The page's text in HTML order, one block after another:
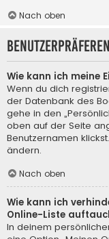
Nach oben
Wie kann ich meine
Wenn du dich
der Datenbank des
gehe in den
oben auf der Seite
Benutzernamen
ändern.
Nach oben
Wie kann ich
Online-Liste
In deinem